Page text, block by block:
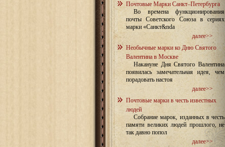
Почтовые Марки Санкт–Петербурга
Во времена функционирования
почты Советского Союза в сериях
марки «Санкт&nda
далее>>
Необычные марки ко Дню Святого
Валентина в Москве
Накануне Дня Святого Валентина
появилась замечательная идея, чем
порадовать настоя
далее>>
Почтовые марки в честь известных
людей
Собрание марок, изданных в честь
памяти великих людей прошлого, не
так давно попол
далее>>